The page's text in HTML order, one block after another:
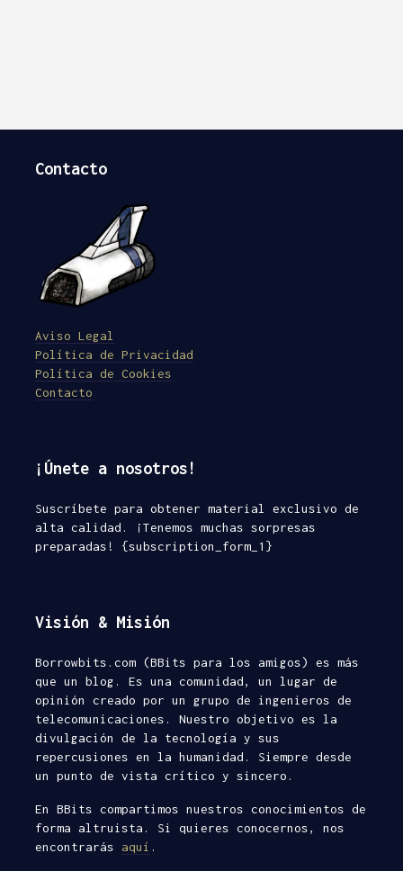
Contacto
Aviso Legal
Política de Privacidad
Política de Cookies
Contacto
¡Únete a nosotros!
Suscríbete para obtener material exclusivo de
alta calidad. ¡Tenemos muchas sorpresas
preparadas! {subscription_form_1}
Visión & Misión
Borrowbits.com (BBits para los amigos) es más
que un blog. Es una comunidad, un lugar de
opinión creado por un grupo de ingenieros de
telecomunicaciones. Nuestro objetivo es la
divulgación de la tecnología y sus
repercusiones en la humanidad. Siempre desde
un punto de vista crítico y sincero.
En BBits compartimos nuestros conocimientos de
forma altruista. Si quieres conocernos, nos
encontrarás aquí .